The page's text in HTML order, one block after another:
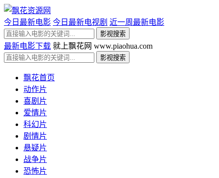
今日最新电影 今日最新电视剧 近一周最新电影
最新电影下载 就上飘花网 www.piaohua.com
飘花首页
动作片
喜剧片
爱情片
科幻片
剧情片
悬疑片
战争片
恐怖片